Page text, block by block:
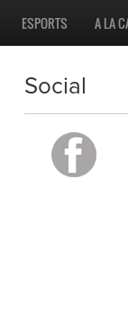
A LA
ESPORTS
Social